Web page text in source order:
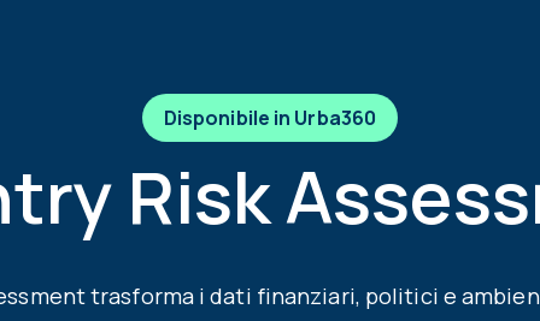
Monitoraggio dei rischi
Disponibile in Urba360
Risk
trasforma i dati finanziari, politici e